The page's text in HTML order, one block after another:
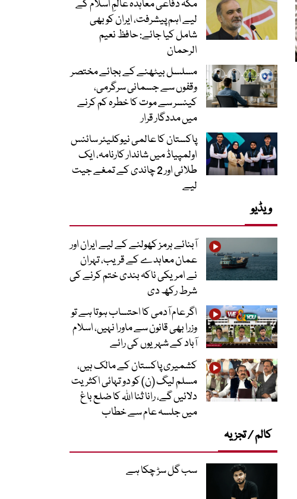
مکہ دفاعی معاہدہ عالمِ اسلام کے
لیے اہم پیشرفت، ایران کو بھی
شامل کیا جائے: حافظ نعیم
الرحمان
مسلسل بیٹھنے کے بجائے مختصر
وقفوں سے جسمانی سرگرمی،
کینسر سے موت کا خطرہ کم کرنے
میں مددگار قرار
پاکستان کا عالمی نیوکلیئر سائنس
اولمپیاڈ میں شاندار کارنامہ، ایک
طلائی اور 2 چاندی کے تمغے جیت
لیے
ویڈیو
آبنائے ہرمز کھولنے کے لیے ایران اور
عمان معاہدے کے قریب، تہران
نے امریکی ناکہ بندی ختم کرنے کی
شرط رکھ دی
اگر عام آدمی کا احتساب ہوتا ہے تو
وزرا بھی قانون سے ماورا نہیں، اسلام
آباد کے شہریوں کی رائے
کشمیری پاکستان کے مالک ہیں،
مسلم لیگ (ن) کو دو تہائی اکثریت
دلائیں گے، رانا ثنا اللہ کا ضلع باغ
میں جلسہ عام سے خطاب
کالم / تجزیہ
سب گل سڑ چکا ہے